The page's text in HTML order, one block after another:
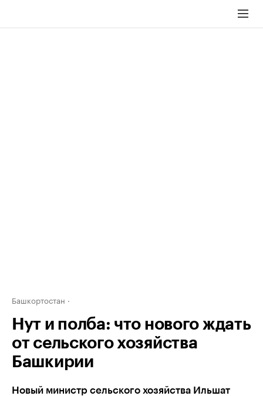
Башкортостан
Нут и полба: что нового ждать
от сельского хозяйства
Башкирии
Новый министр сельского хозяйства Ильшат